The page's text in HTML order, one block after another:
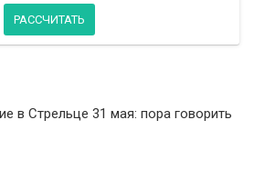
РАССЧИТАТЬ
в Стрельце 31 мая: пора говорить